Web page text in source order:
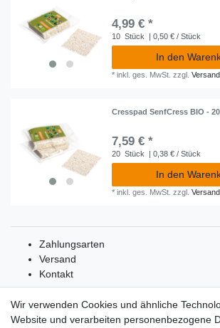
4,99 € *
10 Stück | 0,50 € / Stück
In den
*inkl. ges. MwSt. zzgl.
Cresspad SenfCress BIO -
7,59 € *
20 Stück | 0,38 € / Stück
In den
*inkl. ges. MwSt. zzgl.
Zahlungsarten
Versand
Kontakt
Wir verwenden Cookies und ähnliche
Website und verarbeiten personenbezogene